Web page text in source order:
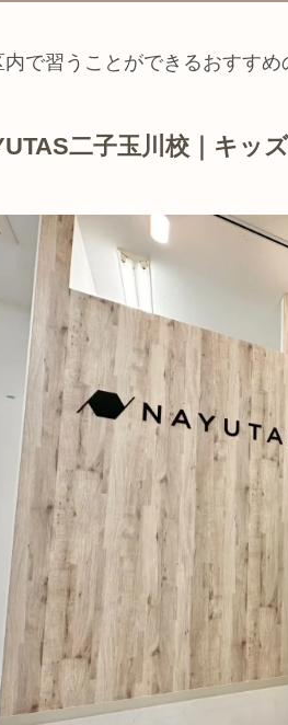
で習うことができるおすすめ
二子玉川校｜キッ